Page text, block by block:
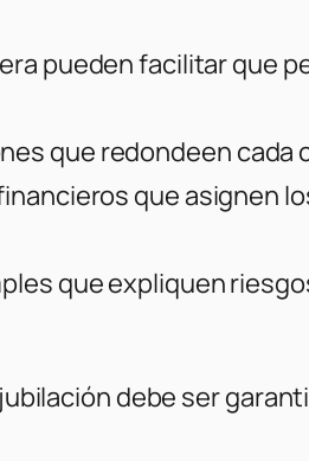
pueden facilitar que
que redondeen
que asignen
que expliquen
debe ser